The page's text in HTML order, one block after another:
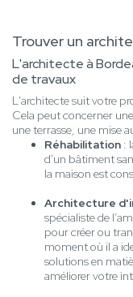
Trouver un
L'architecte à
de travaux
L'architecte suit votre
Cela peut concerner
une terrasse, une mise
Réhabilitation :
d'un bâtiment
la maison est
Architecture
spécialiste de
pour créer ou
moment où il a
solutions en
améliorer votre